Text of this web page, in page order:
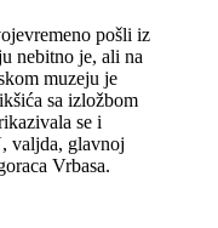
pošli iz
nebitno je, ali na
muzeju je
sa izložbom
se i
valjda, glavnoj
Vrbasa.